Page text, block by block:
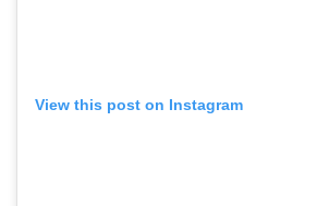
View this post on Instagram